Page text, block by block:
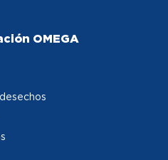
OMEGA